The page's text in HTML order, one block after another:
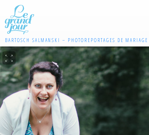
BARTOSCH SALMANSKI – PHOTOREPORTAGES DE MARIAGE